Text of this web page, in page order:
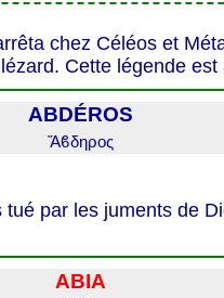
chez Céléos et
Cette légende
ABDÉROS
Ἄϐδηρος
par les juments de
ABIA